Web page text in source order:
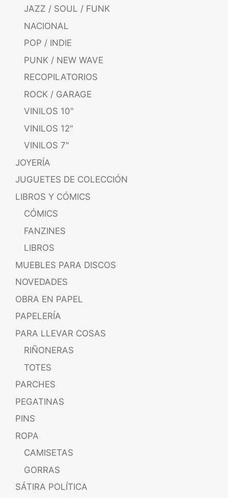
JAZZ / SOUL / FUNK
NACIONAL
POP / INDIE
PUNK / NEW WAVE
RECOPILATORIOS
ROCK / GARAGE
VINILOS 10"
VINILOS 12"
VINILOS 7"
JOYERÍA
JUGUETES DE COLECCIÓN
LIBROS Y CÓMICS
CÓMICS
FANZINES
LIBROS
MUEBLES PARA DISCOS
NOVEDADES
OBRA EN PAPEL
PAPELERÍA
PARA LLEVAR COSAS
RIÑONERAS
TOTES
PARCHES
PEGATINAS
PINS
ROPA
CAMISETAS
GORRAS
SÁTIRA POLÍTICA